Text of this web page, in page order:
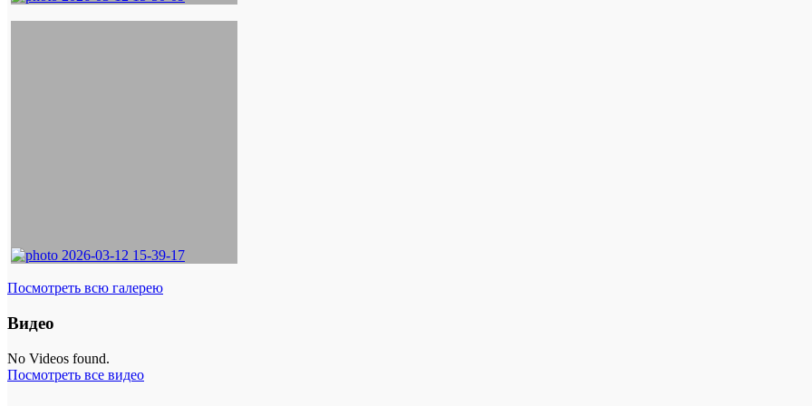
Посмотреть всю галерею
Видео
No Videos found.
Посмотреть все видео